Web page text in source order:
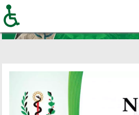
principal
Inicio